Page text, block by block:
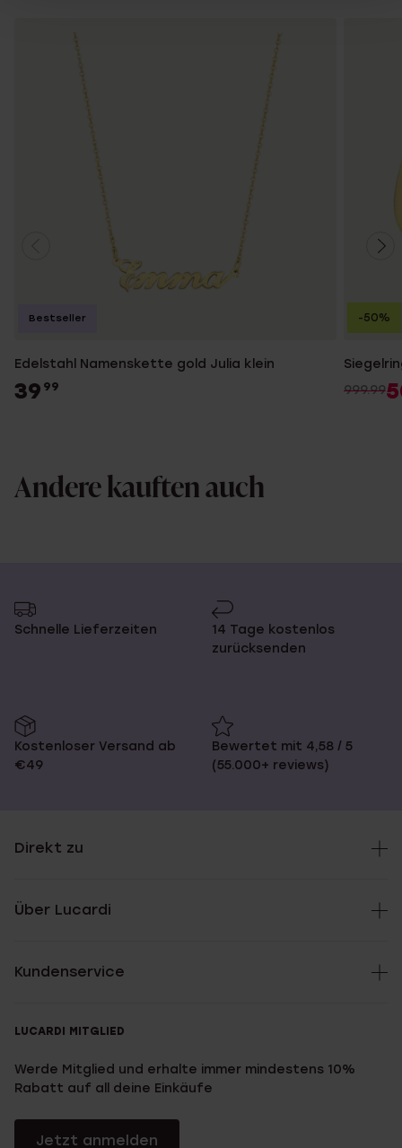
Edelstahl Namenskette gold Julia klein
39 99
Bestseller
999.99
-50%
Andere kauften auch
Schnelle Lieferzeiten
14 Tage kostenlos
zurücksenden
Kostenloser Versand ab
€49
Bewertet mit 4,58 / 5
(55.000+ reviews)
Direkt zu
Über Lucardi
Kundenservice
LUCARDI MITGLIED
Werde Mitglied und erhalte immer mindestens 10%
Rabatt auf all deine Einkäufe
Jetzt anmelden